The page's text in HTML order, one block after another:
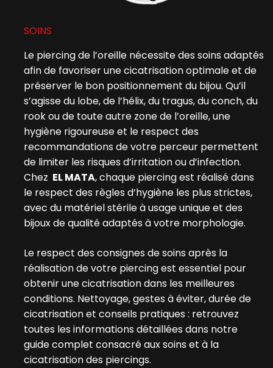
SOINS
Le piercing de l’oreille nécessite des soins adaptés
afin de favoriser une cicatrisation optimale et de
préserver le bon positionnement du bijou. Qu’il
s’agisse du lobe, de l’hélix, du tragus, du conch, du
rook ou de toute autre zone de l’oreille, une
hygiène rigoureuse et le respect des
recommandations de votre perceur permettent
de limiter les risques d’irritation ou d’infection.
Chez EL MATA, chaque piercing est réalisé dans
le respect des règles d’hygiène les plus strictes,
avec du matériel stérile à usage unique et des
bijoux de qualité adaptés à votre morphologie.
Le respect des consignes de soins après la
réalisation de votre piercing est essentiel pour
obtenir une cicatrisation dans les meilleures
conditions. Nettoyage, gestes à éviter, durée de
cicatrisation et conseils pratiques : retrouvez
toutes les informations détaillées dans notre
guide complet consacré aux soins et à la
cicatrisation des piercings.